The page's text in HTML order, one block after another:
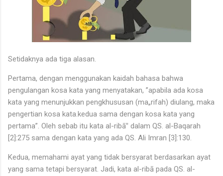
Setidaknya ada tiga alasan.
Pertama, dengan menggunakan kaidah bahasa bahwa
pengulangan kosa kata yang menyatakan, ”apabila ada kosa
kata yang menunjukkan pengkhususan (ma„rifah) diulang, maka
pengertian kosa kata.kedua sama dengan kosa kata yang
pertama”. Oleh sebab itu kata al-ribā‟ dalam QS. al-Baqarah
[2]:275 sama dengan kata yang ada QS. Ali Imran [3]:130.
Kedua, memahami ayat yang tidak bersyarat berdasarkan ayat
yang sama tetapi bersyarat. Jadi, kata al-ribā pada QS. al-